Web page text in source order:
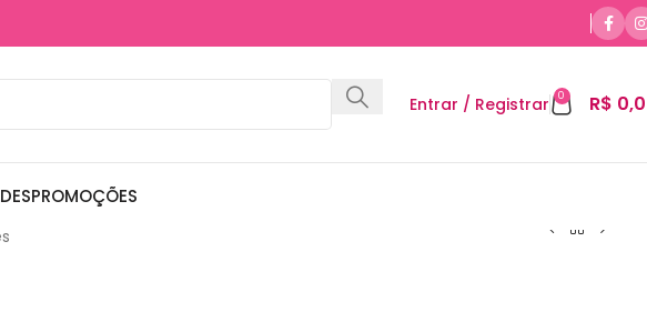
Entrar / Registrar 0 R$
PROMOÇÕES